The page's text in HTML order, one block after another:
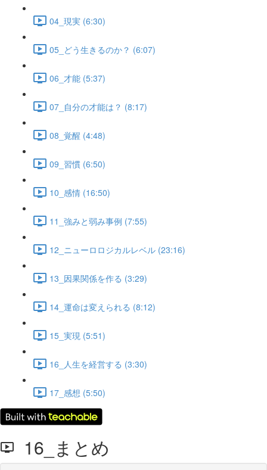
04_現実 (6:30)
05_どう生きるのか？ (6:07)
06_才能 (5:37)
07_自分の才能は？ (8:17)
08_覚醒 (4:48)
09_習慣 (6:50)
10_感情 (16:50)
11_強みと弱み事例 (7:55)
12_ニューロロジカルレベル (23:16)
13_因果関係を作る (3:29)
14_運命は変えられる (8:12)
15_実現 (5:51)
16_人生を経営する (3:30)
17_感想 (5:50)
16_まとめ